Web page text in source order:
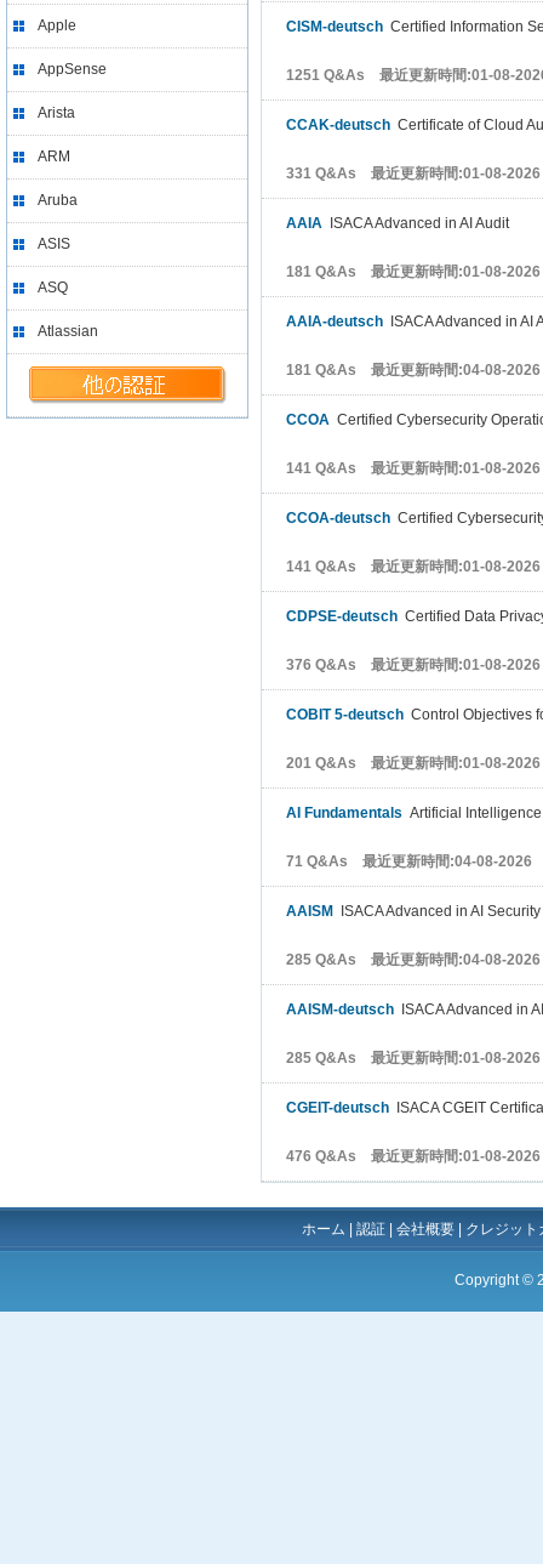
Apple
AppSense
Arista
ARM
Aruba
ASIS
ASQ
Atlassian
CISM-deutsch Certified Information
1251 Q&As 最近更新時間:01-08-
CCAK-deutsch Certificate of Cloud
331 Q&As 最近更新時間:01-08-2026
AAIA ISACA Advanced in AI Audit
181 Q&As 最近更新時間:01-08-2026
AAIA-deutsch ISACA Advanced in AI
181 Q&As 最近更新時間:04-08-2026
CCOA Certified Cybersecurity
141 Q&As 最近更新時間:01-08-2026
CCOA-deutsch Certified
141 Q&As 最近更新時間:01-08-2026
CDPSE-deutsch Certified Data
376 Q&As 最近更新時間:01-08-2026
COBIT 5-deutsch Control Objectives
201 Q&As 最近更新時間:01-08-2026
AI Fundamentals Artificial
71 Q&As 最近更新時間:04-08-2026
AAISM ISACA Advanced in AI
285 Q&As 最近更新時間:04-08-2026
AAISM-deutsch ISACA Advanced in
285 Q&As 最近更新時間:01-08-2026
CGEIT-deutsch ISACA CGEIT
476 Q&As 最近更新時間:01-08-2026
ホーム 認証 会社概要 クレジッ
Copyright ©